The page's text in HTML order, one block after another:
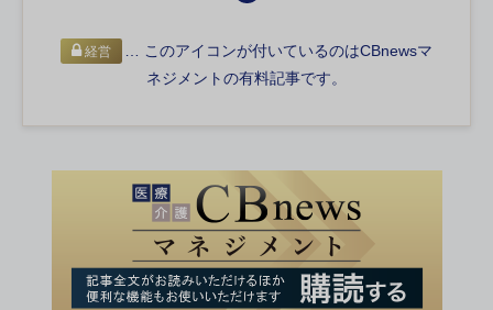
経営
… このアイコンが付いているのはCBnewsマ
ネジメントの有料記事です。